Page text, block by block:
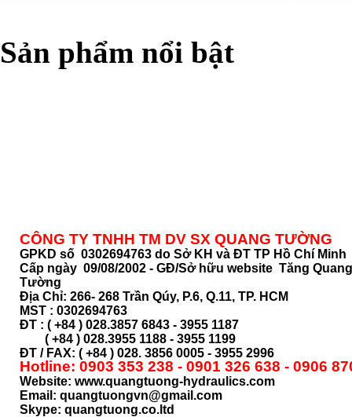
Sản phẩm nổi bật
CÔNG TY TNHH TM DV SX QUANG TƯỜNG
GPKD số 0302694763 do Sở KH và ĐT TP Hồ Chí Minh
Cấp ngày 09/08/2002 - GĐ/Sở hữu website Tăng Quang
Tường
Địa Chỉ: 266- 268 Trần Qúy, P.6, Q.11, TP. HCM
MST : 0302694763
ĐT : ( +84 ) 028.3857 6843 - 3955 1187
( +84 ) 028.3955 1188 - 3955 1199
ĐT / FAX: ( +84 ) 028. 3856 0005 - 3955 2996
Hotline: 0903 353 238 - 0901 326 638 - 0906
Website: www.quangtuong-hydraulics.com
Email: quangtuongvn@gmail.com
Skype: quangtuong.co.ltd